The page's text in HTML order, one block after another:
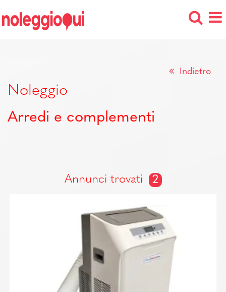
Indietro
Noleggio
Arredi e complementi
Annunci trovati 2